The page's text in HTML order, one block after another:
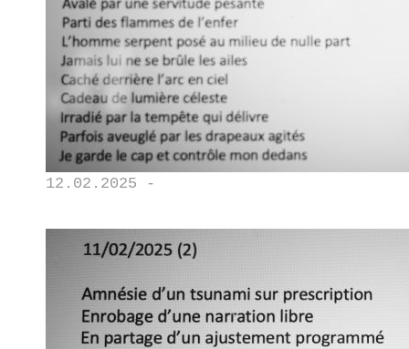
12.02.2025 -